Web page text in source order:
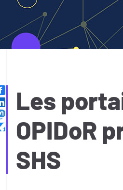
Les
OPIDoR
SHS